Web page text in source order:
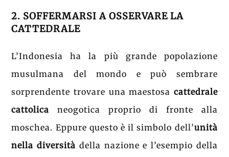
2. SOFFERMARSI A OSSERVARE LA
CATTEDRALE
L’Indonesia ha la più grande popolazione
musulmana del mondo e può sembrare
sorprendente trovare una maestosa cattedrale
cattolica neogotica proprio di fronte alla
moschea. Eppure questo è il simbolo dell’unità
nella diversità della nazione e l’esempio della